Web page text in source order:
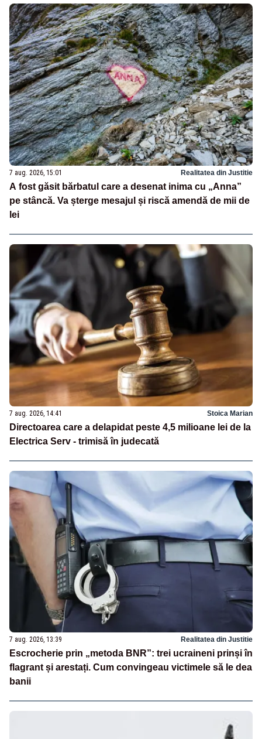
7 aug. 2026, 15:01 Realitatea din Justitie
A fost găsit bărbatul care a desenat inima cu „Anna”
pe stâncă. Va șterge mesajul și riscă amendă de mii de
lei
7 aug. 2026, 14:41 Stoica Marian
Directoarea care a delapidat peste 4,5 milioane lei de la
Electrica Serv - trimisă în judecată
7 aug. 2026, 13:39 Realitatea din Justitie
Escrocherie prin „metoda BNR”: trei ucraineni prinși în
flagrant și arestați. Cum convingeau victimele să le dea
banii